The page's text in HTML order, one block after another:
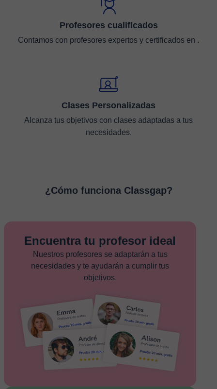
Profesores cualificados
Contamos con profesores expertos y certificados en .
Clases Personalizadas
Alcanza tus objetivos con clases adaptadas a tus
necesidades.
¿Cómo funciona Classgap?
Encuentra tu profesor ideal
Nuestros profesores se adaptarán a tus
necesidades y te ayudarán a cumplir tus
objetivos.